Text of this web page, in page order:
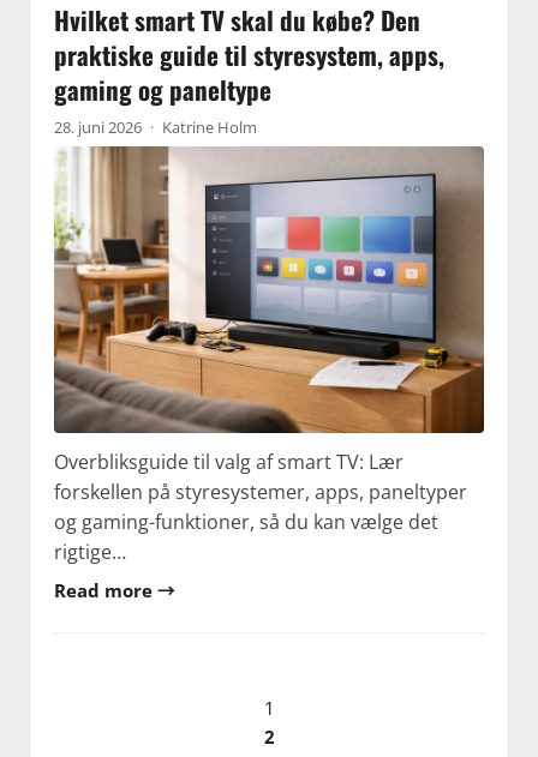
Hvilket smart TV skal du købe? Den
praktiske guide til styresystem, apps,
gaming og paneltype
28. juni 2026 · Katrine Holm
Overbliksguide til valg af smart TV: Lær
forskellen på styresystemer, apps, paneltyper
og gaming-funktioner, så du kan vælge det
rigtige…
Read more →
Indlægsinddeling
1
2